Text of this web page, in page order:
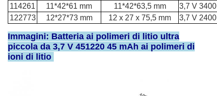
114261
11*42*61 mm 11*42*63,5 mm
3,7 V
122773
12*27*73 mm 12 x 27 x 75,5 mm 3,7 V
Immagini: Batteria ai polimeri di litio ultra
piccola da 3,7 V 451220 45 mAh ai polimeri di
ioni di litio